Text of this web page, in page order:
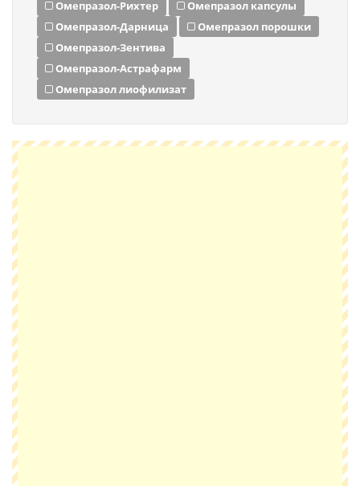
Омепразол-Рихтер
Омепразол капсулы
Омепразол-Дарница
Омепразол порошки
Омепразол-Зентива
Омепразол-Астрафарм
Омепразол лиофилизат